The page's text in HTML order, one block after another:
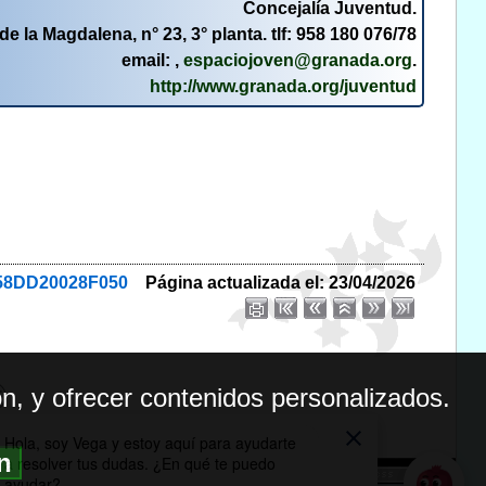
Concejalía Juventud.
la Magdalena, n° 23, 3° planta. tlf: 958 180 076/78
email: ,espaciojoven@granada.org.
http://www.granada.org/juventud
Página actualizada el: 23/04/2026
y ofrecer contenidos personalizados.